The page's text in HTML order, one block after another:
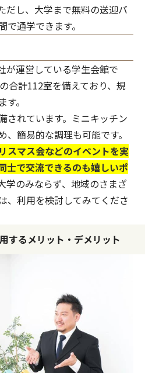
だし、大学まで無料の送迎バ
通学できます。
が運営している学生会館で
合計112室を備えており、規
。
されています。ミニキッチン
簡易的な調理も可能です。
スマス会などのイベントを実
士で交流できるのも嬉しいポ
学のみならず、地域のさまざ
、利用を検討してみてくださ
するメリット・デメリット